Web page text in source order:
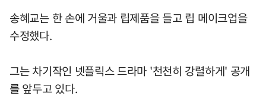
송혜교는 한 손에 거울과 립제품을 들고 립 메이크업을
수정했다.
그는 차기작인 넷플릭스 드라마 '천천히 강렬하게' 공개
를 앞두고 있다.